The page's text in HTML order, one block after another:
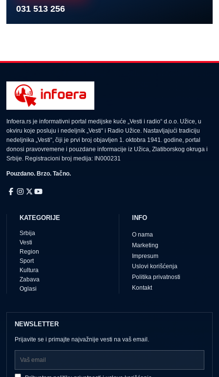
031 513 256
Infoera.rs je informativni portal medijske kuće „Vesti i radio“ d.o.o. Užice, u
okviru koje posluju i nedeljnik „Vesti“ i Radio Užice. Nastavljajući tradiciju
nedeljnika „Vesti“, čiji je prvi broj objavljen 1. oktobra 1941. godine, portal
donosi pravovremene i pouzdane informacije iz Užica, Zlatiborskog okruga i
Srbije. Registracioni broj medija: IN000231
Pouzdano. Brzo. Tačno.
KATEGORIJE
Srbija
Vesti
Region
Sport
Kultura
Zabava
Oglasi
INFO
O nama
Marketing
Impresum
Uslovi korišćenja
Politika privatnosti
Kontakt
NEWSLETTER
Prijavite se i primajte najvažnije vesti na vaš email.